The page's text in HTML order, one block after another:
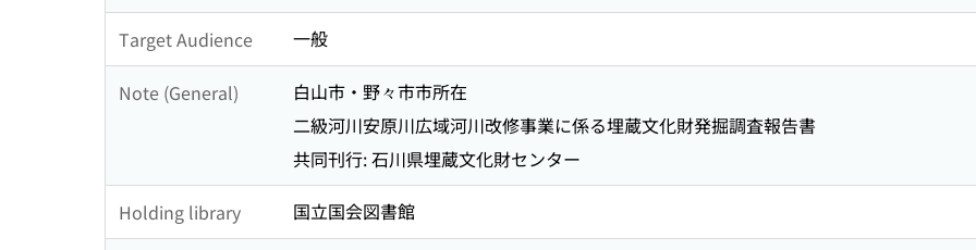
Target Audience 一般
Note (General)
白山市・野々市市所在
二級河川安原川広域河川改修事業に係る埋蔵文化財発掘調査報告書
共同刊行: 石川県埋蔵文化財センター
Holding library 国立国会図書館